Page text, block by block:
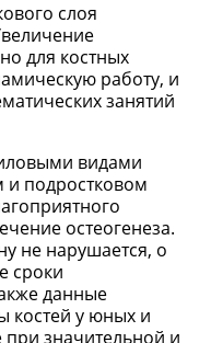
слоя
для костных
работу, и
занятий
видами
и подростковом
остеогенеза.
не нарушается, о
сроки
данные
костей у юных и
значительной и